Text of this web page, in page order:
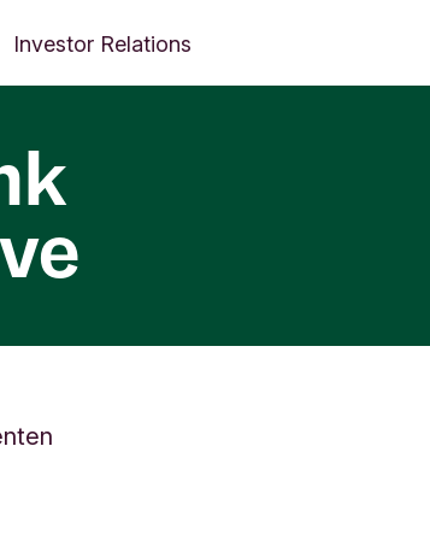
Investor Relations
Next menu items